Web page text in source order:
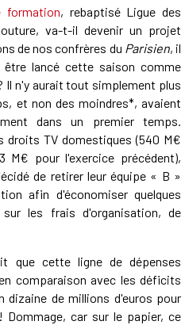
formation, rebaptisé Ligue des
va-t-il devenir un projet
de nos confrères du Parisien, il
lancé cette saison comme
Il n'y aurait tout simplement plus
et non des moindres*, avaient
dans un premier temps.
droits TV domestiques (540 M€
M€ pour l'exercice précédent),
de retirer leur équipe « B »
afin d'économiser quelques
les frais d'organisation, de
que cette ligne de dépenses
comparaison avec les déficits
de millions d'euros pour
Dommage, car sur le papier, ce